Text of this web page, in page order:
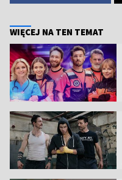
WIĘCEJ NA TEN TEMAT